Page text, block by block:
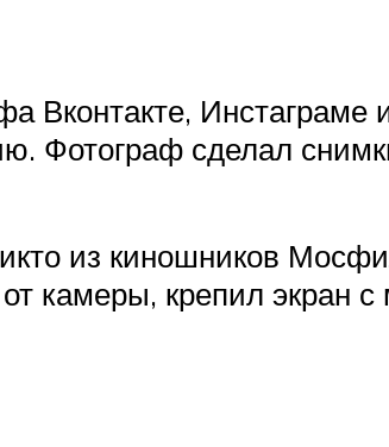
Вконтакте, Инстаграме
Фотограф сделал
из киношников
камеры, крепил экран